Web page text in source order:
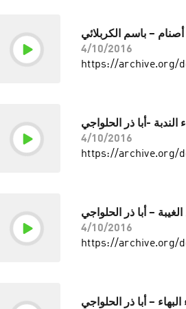
– باسم الكربلائي
4/10/2016
https://archive.org/
الندبة -أبا ذر الحلواجي
4/10/2016
https://archive.org/
– أبا ذر الحلواجي
4/10/2016
https://archive.org/
البهاء – أبا ذر الحلواجي